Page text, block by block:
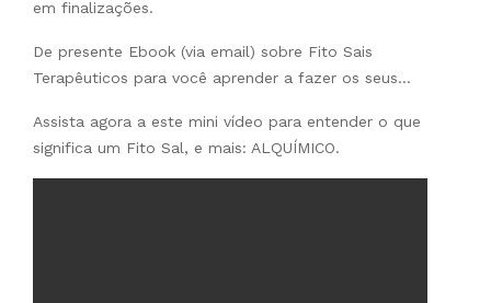
em finalizações.
De presente Ebook (via email) sobre Fito Sais
Terapêuticos para você aprender a fazer os seus…
Assista agora a este mini vídeo para entender o que
significa um Fito Sal, e mais: ALQUÍMICO.